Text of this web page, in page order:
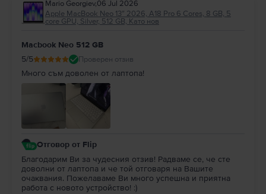
Mario Georgiev,06 Jul 2026
Apple MacBook Neo 13″ 2026, A18 Pro 6 Cores, 8 GB, 5
core GPU, Silver, 512 GB, Като нов
Macbook Neo 512 GB
5/5 Проверен отзив
Много съм доволен от лаптопа!
Отговор от Flip
Благодарим Ви за чудесния отзив! Радваме се, че сте
доволни от лаптопа и че той отговаря на Вашите
очаквания. Пожелаваме Ви много успешна и приятна
работа с новото устройство! :)